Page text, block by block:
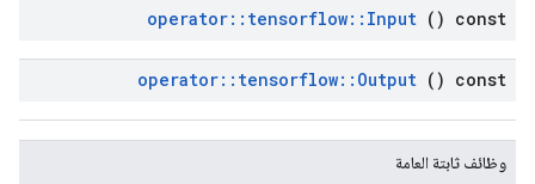
operator:: tensorflow:: Input () const
operator:: tensorflow:: Output () const
وظائف ثابتة العامة